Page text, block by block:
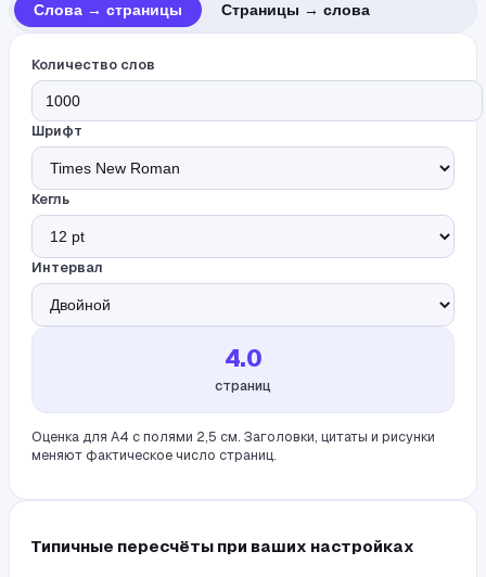
Слова → страницы Страницы → слова
Количество слов
Шрифт
Кегль
Интервал
4.0
страниц
Оценка для A4 с полями 2,5 см. Заголовки, цитаты и рисунки
меняют фактическое число страниц.
Типичные пересчёты при ваших настройках